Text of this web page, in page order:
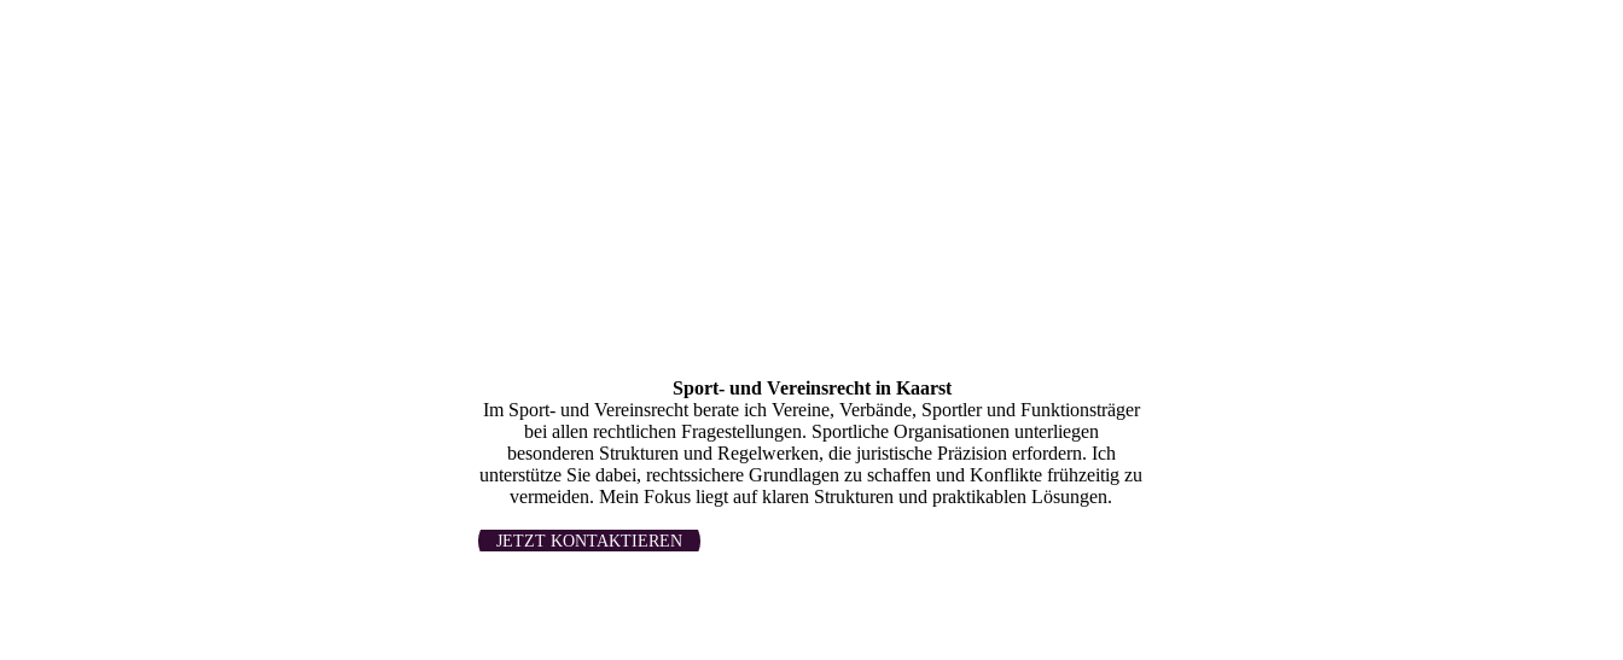
Sport- und Vereinsrecht in Kaarst
Im Sport- und Vereinsrecht berate ich Vereine, Verbände, Sportler und Funktionsträger
bei allen rechtlichen Fragestellungen. Sportliche Organisationen unterliegen
besonderen Strukturen und Regelwerken, die juristische Präzision erfordern. Ich
unterstütze Sie dabei, rechtssichere Grundlagen zu schaffen und Konflikte frühzeitig zu
vermeiden. Mein Fokus liegt auf klaren Strukturen und praktikablen Lösungen.
JETZT KONTAKTIEREN